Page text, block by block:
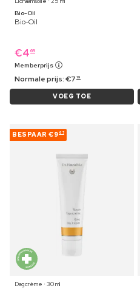
Bio-Oil
Bio-Oil
€4 69
Memberprijs
Normale prijs:€7 19
VOEG TOE
BESPAAR €9 67
Dagcrème ⋅ 30 ml